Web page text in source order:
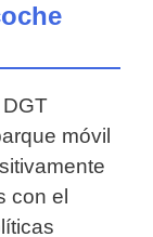
móvil
con el